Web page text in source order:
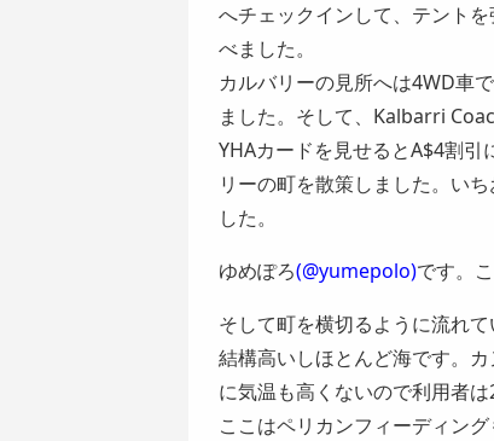
へチェックインして、テント
べました。
カルバリーの見所へは4WD車
ました。そして、Kalbarri
YHAカードを見せるとA$4割
リーの町を散策しました。い
した。
ゆめぽろ(@yumepolo)です。
そして町を横切るように流れ
結構高いしほとんど海です。
に気温も高くないので利用者
ここはペリカンフィーディング